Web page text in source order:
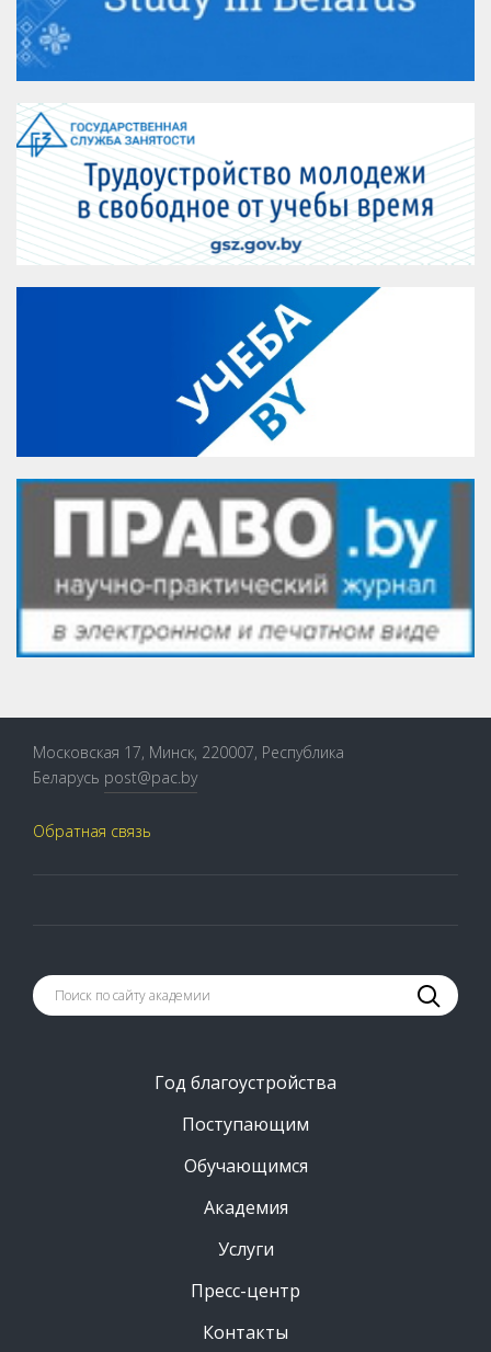
Московская 17, Минск, 220007, Республика
Беларусь post@pac.by
Обратная связь
Год благоустройства
Поступающим
Обучающимся
Академия
Услуги
Пресс-центр
Контакты